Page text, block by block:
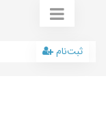
ثبت‌نام